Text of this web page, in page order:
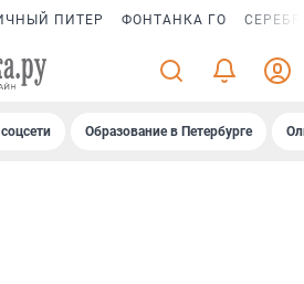
ПИТЕР ФОНТАНКА ГО
Образование в Петербурге